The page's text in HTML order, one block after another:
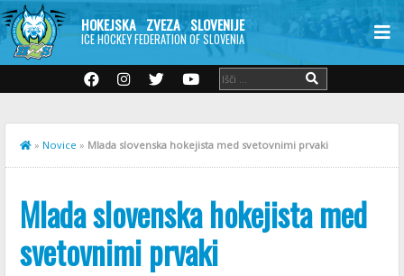
HOKEJSKA ZVEZA SLOVENIJE
ICE HOCKEY FEDERATION OF SLOVENIA
» Novice » Mlada slovenska hokejista med svetovnimi prvaki
Mlada slovenska hokejista med
svetovnimi prvaki